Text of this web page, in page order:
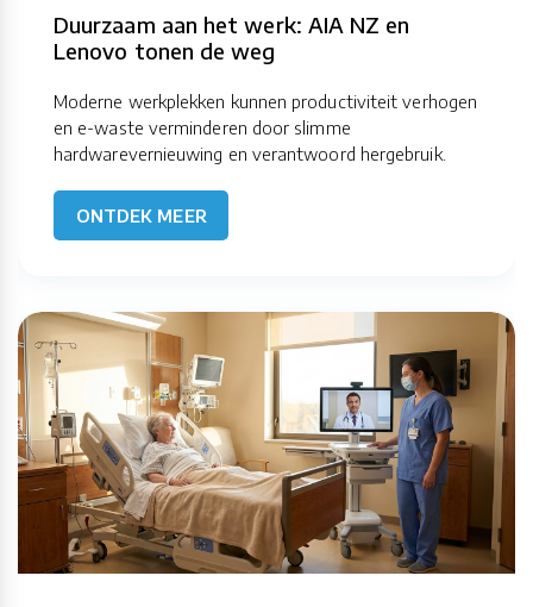
Duurzaam aan het werk: AIA NZ en
Lenovo tonen de weg
Moderne werkplekken kunnen productiviteit verhogen
en e-waste verminderen door slimme
hardwarevernieuwing en verantwoord hergebruik.
ONTDEK MEER